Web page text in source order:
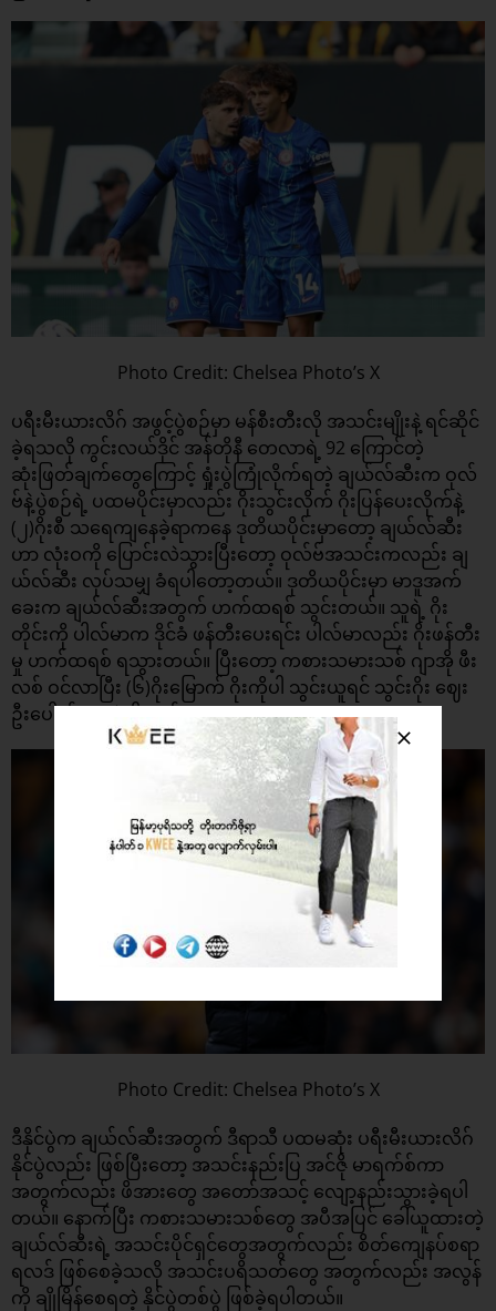
Photo Credit: Chelsea Photo’s X
ပရီးမီးယားလိဂ် အဖွင့်ပွဲစဉ်မှာ မန်စီးတီးလို အသင်းမျိုးနဲ့ ရင်ဆိုင်
ခဲ့ရသလို ကွင်းလယ်ဒိုင် အန်တိုနီ တေလာရဲ့ 92 ကြောင်တဲ့
ဆုံးဖြတ်ချက်တွေကြောင့် ရှုံးပွဲကြုံလိုက်ရတဲ့ ချယ်လ်ဆီးက ဝုလ်
ဗ်နဲ့ပွဲစဉ်ရဲ့ ပထမပိုင်းမှာလည်း ဂိုးသွင်းလိုက် ဂိုးပြန်ပေးလိုက်နဲ့
(၂)ဂိုးစီ သရေကျနေခဲ့ရာကနေ ဒုတိယပိုင်းမှာတော့ ချယ်လ်ဆီး
ဟာ လုံးဝကို ပြောင်းလဲသွားပြီးတော့ ဝုလ်ဗ်အသင်းကလည်း ချ
ယ်လ်ဆီး လုပ်သမျှ ခံရပါတော့တယ်။ ဒုတိယပိုင်းမှာ မာဒူအက်
ခေးက ချယ်လ်ဆီးအတွက် ဟက်ထရစ် သွင်းတယ်။ သူရဲ့ ဂိုး
တိုင်းကို ပါလ်မာက ဒိုင်ခံ ဖန်တီးပေးရင်း ပါလ်မာလည်း ဂိုးဖန်တီး
မှု ဟက်ထရစ် ရသွားတယ်။ ပြီးတော့ ကစားသမားသစ် ဂျာအို ဖီး
လစ် ဝင်လာပြီး (၆)ဂိုးမြောက် ဂိုးကိုပါ သွင်းယူရင် သွင်းဂိုး ဈေး
ဦးပေါက်သွားခဲ့ပါတယ်။
Photo Credit: Chelsea Photo’s X
ဒီနိုင်ပွဲက ချယ်လ်ဆီးအတွက် ဒီရာသီ ပထမဆုံး ပရီးမီးယားလိဂ်
နိုင်ပွဲလည်း ဖြစ်ပြီးတော့ အသင်းနည်းပြ အင်ဇို မာရက်စ်ကာ
အတွက်လည်း ဖိအားတွေ အတော်အသင့် လျော့နည်းသွားခဲ့ရပါ
တယ်။ နောက်ပြီး ကစားသမားသစ်တွေ အပီအပြင် ခေါ်ယူထားတဲ့
ချယ်လ်ဆီးရဲ့ အသင်းပိုင်ရှင်တွေအတွက်လည်း စိတ်ကျေနပ်စရာ
ရလဒ် ဖြစ်စေခဲ့သလို အသင်းပရိသတ်တွေ အတွက်လည်း အလွန်
ကို ချိုမြိန်စေရတဲ့ နိုင်ပွဲတစ်ပွဲ ဖြစ်ခဲ့ရပါတယ်။